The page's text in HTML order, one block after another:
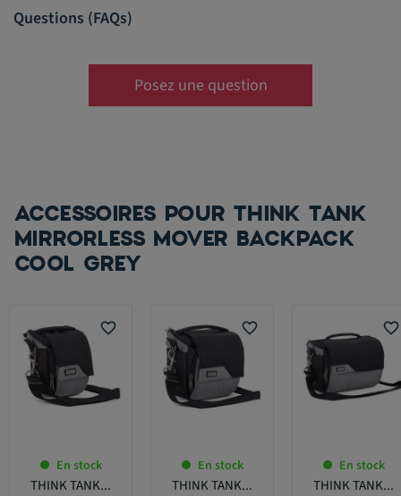
Questions (FAQs)
Posez une question
ACCESSOIRES POUR THINK TANK
MIRRORLESS MOVER BACKPACK
COOL GREY
favorite_border
En stock
THINK TANK...
favorite_border
En stock
THINK TANK...
favorite_border
En stock
THINK TANK...